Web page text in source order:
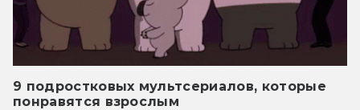
9 подростковых мультсериалов, которые
понравятся взрослым